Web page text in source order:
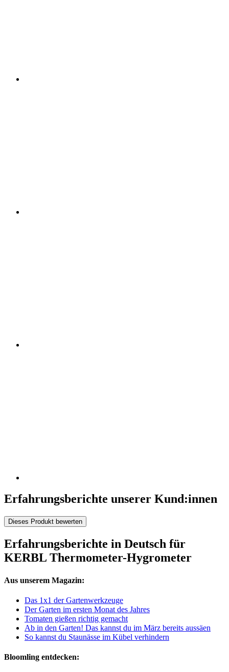
Erfahrungsberichte unserer Kund:innen
Dieses Produkt bewerten
Erfahrungsberichte in Deutsch für
KERBL Thermometer-Hygrometer
Aus unserem Magazin:
Das 1x1 der Gartenwerkzeuge
Der Garten im ersten Monat des Jahres
Tomaten gießen richtig gemacht
Ab in den Garten! Das kannst du im März bereits aussäen
So kannst du Staunässe im Kübel verhindern
Bloomling entdecken: